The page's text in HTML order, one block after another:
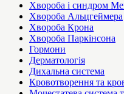
Хвороба і синдром
Хвороба Альцгеймера
Хвороба Крона
Хвороба Паркінсона
Гормони
Дерматологія
Дихальна система
Кровотворення та